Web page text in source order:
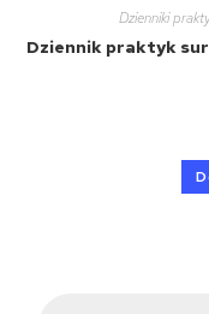
Dzienniki
Dziennik praktyk